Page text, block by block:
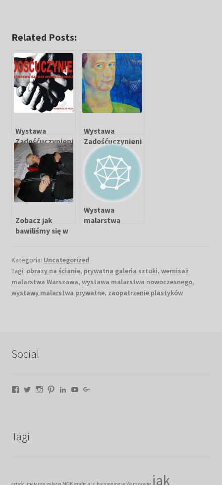
Related Posts:
Wystawa
Zadośćuczynieni
e Zabrze 2014
Wystawa
Zadośćuczynieni
e już w
Warszawie
Zobacz jak
bawiliśmy się w
Wystawa
malarstwa
Kategoria: Uncategorized
Tagi: obrazy na ścianie, prywatna galeria sztuki, wernisaż
malarstwa Warszawa, wystawa malarstwa nowoczesnego,
wystawy malarstwa prywatne, zaopatrzenie plastyków
Social
Facebook
TwitterInstagram
PinterestLinkedIn
YouTube
Tagi
artyści malarze galeria MOK graficiarz happening w Warszawie jak